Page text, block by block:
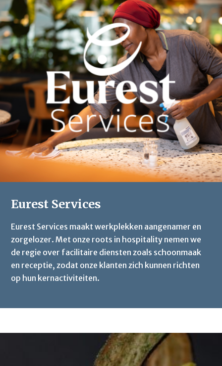
Eurest Services
Eurest Services maakt werkplekken aangenamer en
zorgelozer. Met onze roots in hospitality nemen we
de regie over facilitaire diensten zoals schoonmaak
en receptie, zodat onze klanten zich kunnen richten
op hun kernactiviteiten.